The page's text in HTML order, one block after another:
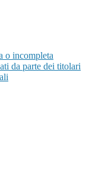
o incompleta
da parte dei titolari